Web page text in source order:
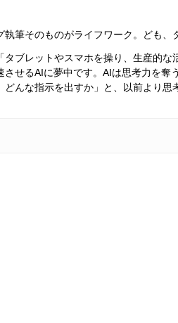
執筆そのものがライフワーク。ども、
タブレットやスマホを操り、生産的な
させるAIに夢中です。AIは思考力を奪
どんな指示を出すか」と、以前より